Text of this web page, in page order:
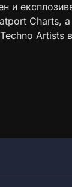
и
Charts, а
Artists